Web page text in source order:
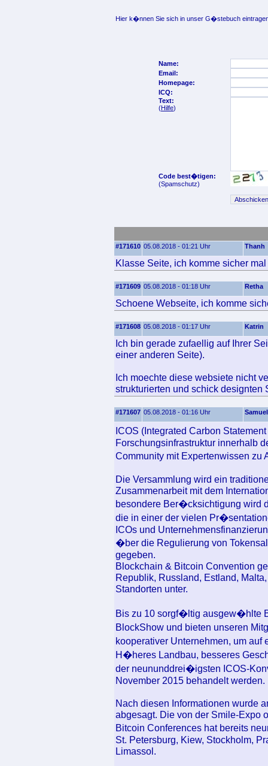
Hier k�nnen Sie sich in unser G�stebuch
Name:
Email:
Homepage:
ICQ:
Text:
(Hilfe)
Code best�tigen:
(Spamschutz)
#171610 05.08.2018 - 01:21 Uhr Thanh
Klasse Seite, ich komme sicher
#171609 05.08.2018 - 01:18 Uhr Retha
Schoene Webseite, ich komme
#171608 05.08.2018 - 01:17 Uhr Katrin
Ich bin gerade zufaellig auf Ihrer
einer anderen Seite).
Ich moechte diese websiete nicht
strukturierten und schick designten
#171607 05.08.2018 - 01:16 Uhr Samuel
ICOS (Integrated Carbon
Forschungsinfrastruktur innerhalb
Community mit Expertenwissen
Die Versammlung wird ein
Zusammenarbeit mit dem
besondere Ber�cksichtigung wird
die in einer der vielen
ICOs und
�ber die Regulierung von
gegeben.
Blockchain & Bitcoin Convention
Republik, Russland, Estland,
Standorten unter.
Bis zu 10 sorgf�ltig ausgew�hlte
BlockShow und bieten unseren
kooperativer Unternehmen, um
H�heres Landbau, besseres
der neununddrei�igsten ICOS-
November 2015 behandelt werden.
Nach diesen Informationen wurde
abgesagt. Die von der Smile-Expo
Bitcoin Conferences hat bereits
St. Petersburg, Kiew, Stockholm,
Limassol.